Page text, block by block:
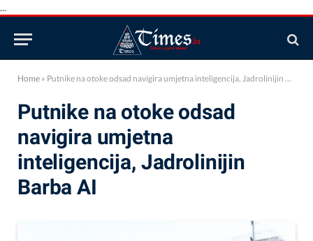
...
Home » Putnike na otoke odsad navigira umjetna inteligencija, Jadrolinijin Barba AI
Putnike na otoke odsad
navigira umjetna
inteligencija, Jadrolinijin
Barba AI